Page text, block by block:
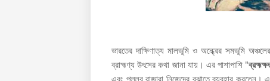
ভারতের দাক্ষিণাত্য মালভূমি ও অন্ধ্রের সমভূমি
ব্রাহ্মণ্য উৎসের কথা জানা যায়। এর পাশাপাশি "
এবং পল্লব রাজারা নিজেদের বুঝাতে ব্যবহার করতেন।